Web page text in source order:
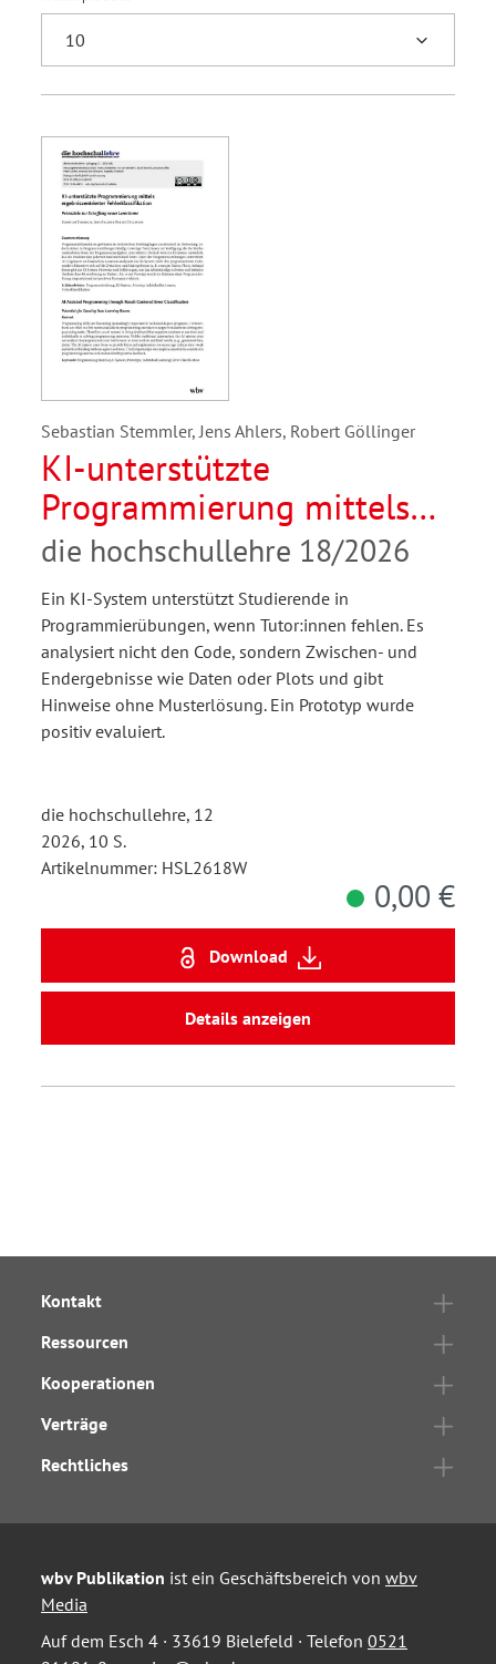
Sebastian Stemmler, Jens Ahlers, Robert Göllinger
KI-unterstützte
Programmierung mittels
ergebniszentrierter
Fehlerklassifikation.
Potenziale zur Schaffung
neuer Lernräume
die hochschullehre 18/2026
Ein KI-System unterstützt Studierende in
Programmierübungen, wenn Tutor:innen fehlen. Es
analysiert nicht den Code, sondern Zwischen- und
Endergebnisse wie Daten oder Plots und gibt
Hinweise ohne Musterlösung. Ein Prototyp wurde
positiv evaluiert.
die hochschullehre, 12
2026, 10 S.
Artikelnummer: HSL2618W
0,00 €
Download
Details anzeigen
Kontakt
Ressourcen
Kooperationen
Verträge
Rechtliches
wbv Publikation ist ein Geschäftsbereich von wbv
Media
Auf dem Esch 4 · 33619 Bielefeld · Telefon 0521